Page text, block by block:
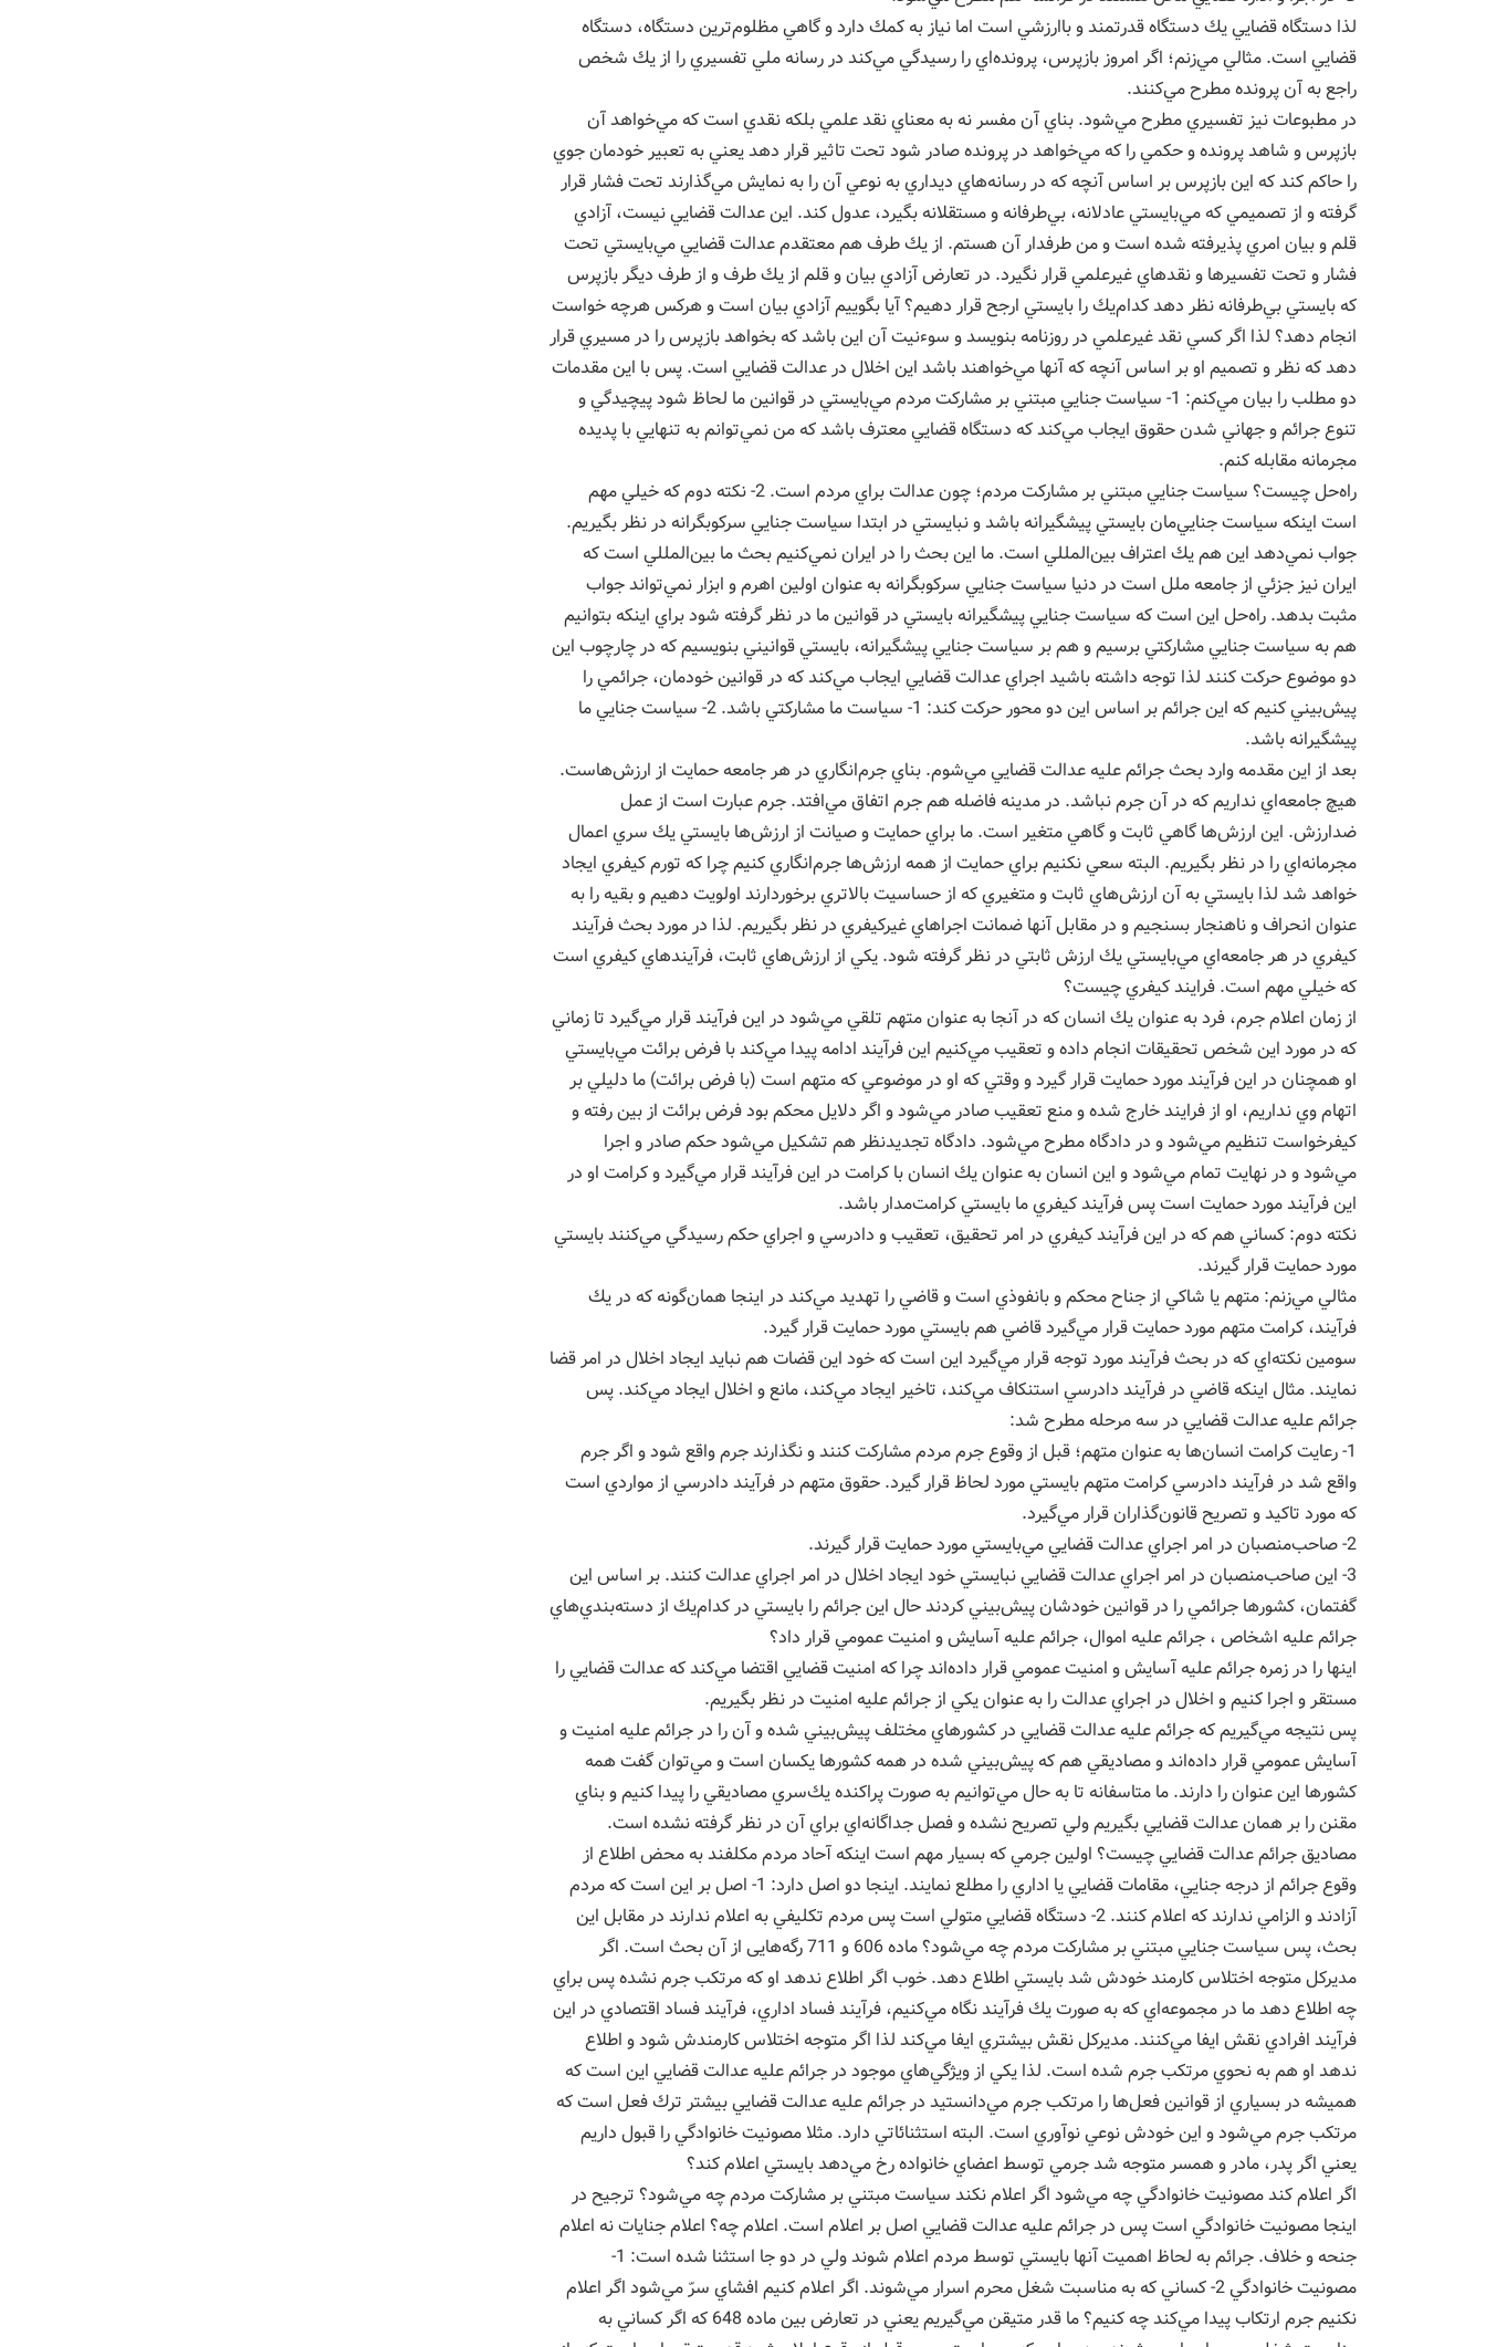
لذا دستگاه قضايي يك دستگاه قدرتمند و باارزشي است اما نياز به كمك دارد و گاهي مظلوم‌ترين دستگاه، دستگاه
قضايي است. مثالي مي‌زنم؛ اگر امروز بازپرس، پرونده‌اي را رسيدگي مي‌كند در رسانه ملي تفسيري را از يك شخص
راجع به آن پرونده مطرح مي‌كنند.
در مطبوعات نيز تفسيري مطرح مي‌شود. بناي آن مفسر نه به معناي نقد علمي بلكه نقدي است كه مي‌خواهد آن
بازپرس و شاهد پرونده و حكمي را كه مي‌خواهد در پرونده صادر شود تحت تاثير قرار دهد يعني به تعبير خودمان جوي
را حاكم كند كه اين بازپرس بر اساس آنچه كه در رسانه‌هاي ديداري به نوعي آن را به نمايش مي‌گذارند تحت فشار قرار
گرفته و از تصميمي كه مي‌بايستي عادلانه، بي‌طرفانه و مستقلانه بگيرد، عدول كند. اين عدالت قضايي نيست، آزادي
قلم و بيان امري پذيرفته شده است و من طرفدار آن هستم. از يك طرف هم معتقدم عدالت قضايي مي‌بايستي تحت
فشار و تحت تفسيرها و نقدهاي غيرعلمي قرار نگيرد. در تعارض آزادي بيان و قلم از يك طرف و از طرف ديگر بازپرس
كه بايستي بي‌طرفانه نظر دهد كدام‌يك را بايستي ارجح قرار دهيم؟ آيا بگوييم آزادي بيان است و هركس هرچه خواست
انجام دهد؟ لذا اگر كسي نقد غيرعلمي در روزنامه بنويسد و سوءنيت آن اين باشد كه بخواهد بازپرس را در مسيري قرار
دهد كه نظر و تصميم او بر اساس آنچه كه آنها مي‌خواهند باشد اين اخلال در عدالت قضايي است. پس با اين مقدمات
دو مطلب را بيان مي‌كنم: 1- سياست جنايي مبتني بر مشاركت مردم مي‌بايستي در قوانين ما لحاظ شود پيچيدگي و
تنوع جرائم و جهاني شدن حقوق ايجاب مي‌كند كه دستگاه قضايي معترف باشد كه من نمي‌توانم به تنهايي با پديده
مجرمانه مقابله كنم.
راه‌حل چيست؟ سياست جنايي مبتني بر مشاركت مردم؛ چون عدالت براي مردم است. 2- نكته دوم كه خيلي مهم
است اينكه سياست جنايي‌مان بايستي پيشگيرانه باشد و نبايستي در ابتدا سياست جنايي سركوبگرانه در نظر بگيريم.
جواب نمي‌دهد اين هم يك اعتراف بين‌المللي است. ما اين بحث را در ايران نمي‌كنيم بحث ما بين‌المللي است كه
ايران نيز جزئي از جامعه ملل است در دنيا سياست جنايي سركوبگرانه به عنوان اولين اهرم و ابزار نمي‌تواند جواب
مثبت بدهد. راه‌حل اين است كه سياست جنايي پيشگيرانه بايستي در قوانين ما در نظر گرفته شود براي اينكه بتوانيم
هم به سياست جنايي مشاركتي برسيم و هم بر سياست جنايي پيشگيرانه، بايستي قوانيني بنويسيم كه در چارچوب اين
دو موضوع حركت كنند لذا توجه داشته باشيد اجراي عدالت قضايي ايجاب مي‌كند كه در قوانين خودمان، جرائمي را
پيش‌بيني كنيم كه اين جرائم بر اساس اين دو محور حركت كند: 1- سياست ما مشاركتي باشد. 2- سياست جنايي ما
پيشگيرانه باشد.
بعد از اين مقدمه وارد بحث جرائم عليه عدالت قضايي مي‌شوم. بناي جرم‌انگاري در هر جامعه حمايت از ارزش‌هاست.
هيچ جامعه‌اي نداريم كه در آن جرم نباشد. در مدينه فاضله هم جرم اتفاق مي‌افتد. جرم عبارت است از عمل
ضدارزش. اين ارزش‌ها گاهي ثابت و گاهي متغير است. ما براي حمايت و صيانت از ارزش‌ها بايستي يك سري اعمال
مجرمانه‌اي را در نظر بگيريم. البته سعي نكنيم براي حمايت از همه ارزش‌ها جرم‌انگاري كنيم چرا كه تورم كيفري ايجاد
خواهد شد لذا بايستي به آن ارزش‌هاي ثابت و متغيري كه از حساسيت بالاتري برخوردارند اولويت دهيم و بقيه را به
عنوان انحراف و ناهنجار بسنجيم و در مقابل آنها ضمانت اجراهاي غيركيفري در نظر بگيريم. لذا در مورد بحث فرآيند
كيفري در هر جامعه‌اي مي‌بايستي يك ارزش ثابتي در نظر گرفته شود. يكي از ارزش‌هاي ثابت، فرآيندهاي كيفري است
كه خيلي مهم است. فرايند كيفري چيست؟
از زمان اعلام جرم، فرد به عنوان يك انسان كه در آنجا به عنوان متهم تلقي مي‌شود در اين فرآيند قرار مي‌گيرد تا زماني
كه در مورد اين شخص تحقيقات انجام داده و تعقيب مي‌كنيم اين فرآيند ادامه پيدا مي‌كند با فرض برائت مي‌بايستي
او همچنان در اين فرآيند مورد حمايت قرار گيرد و وقتي كه او در موضوعي كه متهم است (با فرض برائت) ما دليلي بر
اتهام وي نداريم، او از فرايند خارج شده و منع تعقيب صادر مي‌شود و اگر دلايل محكم بود فرض برائت از بين رفته و
كيفرخواست تنظيم مي‌شود و در دادگاه مطرح مي‌شود. دادگاه تجديدنظر هم تشكيل مي‌شود حكم صادر و اجرا
مي‌شود و در نهايت تمام مي‌شود و اين انسان به عنوان يك انسان با كرامت در اين فرآيند قرار مي‌گيرد و كرامت او در
اين فرآيند مورد حمايت است پس فرآيند كيفري ما بايستي كرامت‌مدار باشد.
نكته دوم: كساني هم كه در اين فرآيند كيفري در امر تحقيق، تعقيب و دادرسي و اجراي حكم رسيدگي مي‌كنند بايستي
مورد حمايت قرار گيرند.
مثالي مي‌زنم: متهم يا شاكي از جناح محكم و بانفوذي است و قاضي را تهديد مي‌كند در اينجا همان‌گونه كه در يك
فرآيند، كرامت متهم مورد حمايت قرار مي‌گيرد قاضي هم بايستي مورد حمايت قرار گيرد.
سومين نكته‌اي كه در بحث فرآيند مورد توجه قرار مي‌گيرد اين است كه خود اين قضات هم نبايد ايجاد اخلال در امر قضا
نمايند. مثال اينكه قاضي در فرآيند دادرسي استنكاف مي‌كند، تاخير ايجاد مي‌كند، مانع و اخلال ايجاد مي‌كند. پس
جرائم عليه عدالت قضايي در سه مرحله مطرح شد:
1- رعايت كرامت انسان‌ها به عنوان متهم؛ قبل از وقوع جرم مردم مشاركت كنند و نگذارند جرم واقع شود و اگر جرم
واقع شد در فرآيند دادرسي كرامت متهم بايستي مورد لحاظ قرار گيرد. حقوق متهم در فرآيند دادرسي از مواردي است
كه مورد تاكيد و تصريح قانون‌گذاران قرار مي‌گيرد.
2- صاحب‌منصبان در امر اجراي عدالت قضايي مي‌بايستي مورد حمايت قرار گيرند.
3- اين صاحب‌منصبان در امر اجراي عدالت قضايي نبايستي خود ايجاد اخلال در امر اجراي عدالت كنند. بر اساس اين
گفتمان، كشورها جرائمي را در قوانين خودشان پيش‌بيني كردند حال اين جرائم را بايستي در كدام‌يك از دسته‌بندي‌هاي
جرائم عليه اشخاص ، جرائم عليه اموال، جرائم عليه آسايش و امنيت عمومي قرار داد؟
اينها را در زمره جرائم عليه آسايش و امنيت عمومي قرار داده‌اند چرا كه امنيت قضايي اقتضا مي‌كند كه عدالت قضايي را
مستقر و اجرا كنيم و اخلال در اجراي عدالت را به عنوان يكي از جرائم عليه امنيت در نظر بگيريم.
پس نتيجه مي‌گيريم كه جرائم عليه عدالت قضايي در كشورهاي مختلف پيش‌بيني شده و آن را در جرائم عليه امنيت و
آسايش عمومي قرار داده‌اند و مصاديقي هم كه پيش‌بيني شده در همه كشورها يكسان است و مي‌توان گفت همه
كشورها اين عنوان را دارند. ما متاسفانه تا به حال مي‌توانيم به صورت پراكنده يك‌سري مصاديقي را پيدا كنيم و بناي
مقنن را بر همان عدالت قضايي بگيريم ولي تصريح نشده و فصل جداگانه‌اي براي آن در نظر گرفته نشده است.
مصاديق جرائم عدالت قضايي چيست؟ اولين جرمي كه بسيار مهم است اينكه آحاد مردم مكلفند به محض اطلاع از
وقوع جرائم از درجه جنايي، مقامات قضايي يا اداري را مطلع نمايند. اينجا دو اصل دارد: 1- اصل بر اين است كه مردم
آزادند و الزامي ندارند كه اعلام كنند. 2- دستگاه قضايي متولي است پس مردم تكليفي به اعلام ندارند در مقابل اين
بحث، پس سياست جنايي مبتني بر مشاركت مردم چه مي‌شود؟ ماده 606 و 711 رگه‌هایی از آن بحث است. اگر
مديركل متوجه اختلاس كارمند خودش شد بايستي اطلاع دهد. خوب اگر اطلاع ندهد او كه مرتكب جرم نشده پس براي
چه اطلاع دهد ما در مجموعه‌اي كه به صورت يك فرآيند نگاه مي‌كنيم، فرآيند فساد اداري، فرآيند فساد اقتصادي در اين
فرآيند افرادي نقش ايفا مي‌كنند. مديركل نقش بيشتري ايفا مي‌كند لذا اگر متوجه اختلاس كارمندش شود و اطلاع
ندهد او هم به نحوي مرتكب جرم شده است. لذا يكي از ويژگي‌هاي موجود در جرائم عليه عدالت قضايي اين است كه
هميشه در بسياري از قوانين فعل‌ها را مرتكب جرم مي‌دانستيد در جرائم عليه عدالت قضايي بيشتر ترك فعل است كه
مرتكب جرم مي‌شود و اين خودش نوعي نوآوري است. البته استثنائاتي دارد. مثلا مصونيت خانوادگي را قبول داريم
يعني اگر پدر، مادر و همسر متوجه شد جرمي توسط اعضاي خانواده رخ مي‌دهد بايستي اعلام كند؟
اگر اعلام كند مصونيت خانوادگي چه مي‌شود اگر اعلام نكند سياست مبتني بر مشاركت مردم چه مي‌شود؟ ترجيح در
اينجا مصونيت خانوادگي است پس در جرائم عليه عدالت قضايي اصل بر اعلام است. اعلام چه؟ اعلام جنايات نه اعلام
جنحه و خلاف. جرائم به لحاظ اهميت آنها بايستي توسط مردم اعلام شوند ولي در دو جا استثنا شده است: 1-
مصونيت خانوادگي 2- كساني كه به مناسبت شغل محرم اسرار مي‌شوند. اگر اعلام كنيم افشاي سرّ مي‌شود اگر اعلام
نكنيم جرم ارتكاب پيدا مي‌كند چه كنيم؟ ما قدر متیقن مي‌گيريم يعني در تعارض بين ماده 648 كه اگر كساني به